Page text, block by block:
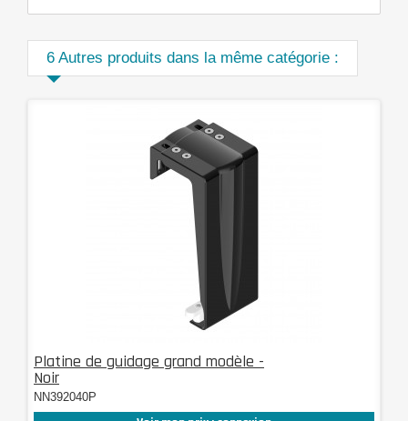
6 Autres produits dans la même catégorie :
Platine de guidage grand modèle -
Noir
NN392040P